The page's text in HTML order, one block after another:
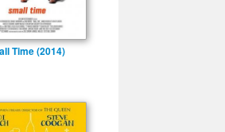
Time (2014)